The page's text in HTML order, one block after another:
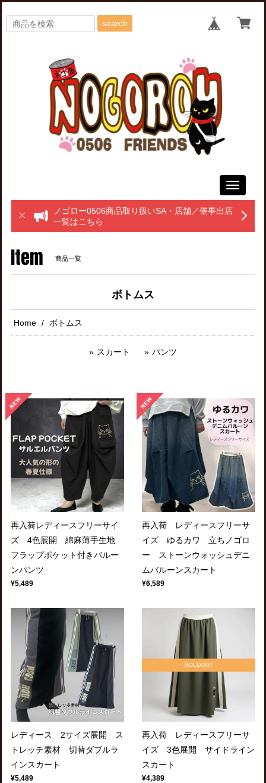
search
Toggle
ノゴロー0506商品取り扱いSA・店舗／催事出店
一覧はこちら
Item 商品一覧
ボトムス
Home ボトムス
スカート パンツ
再入荷レディースフリーサイ
ズ 4色展開 綿麻薄手生地
フラップポケット付きバルー
ンパンツ
¥5,489
再入荷 レディースフリーサ
イズ ゆるカワ 立ちノゴロ
ー ストーンウォッシュデニ
ムバルーンスカート
¥6,589
レディース 2サイズ展開 ス
トレッチ素材 切替ダブルラ
インスカート
¥5,489
SOLDOUT
再入荷 レディースフリーサ
イズ 3色展開 サイドライン
スカート
¥4,389